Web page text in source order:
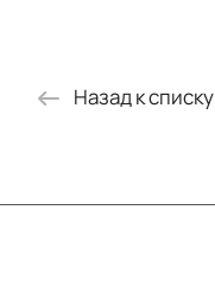
Назад к списку